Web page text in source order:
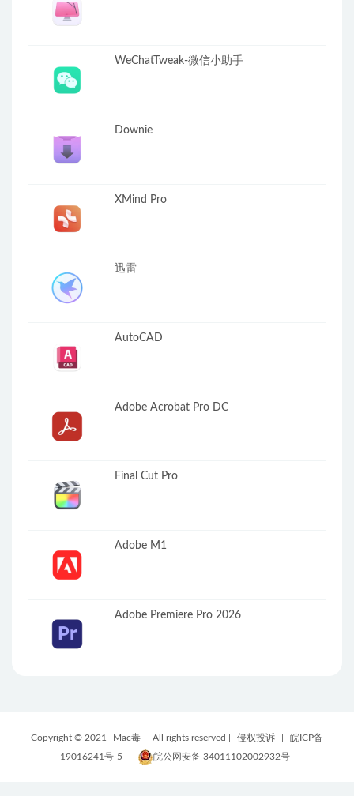
WeChatTweak-微信小助手
Downie
XMind Pro
迅雷
AutoCAD
Adobe Acrobat Pro DC
Final Cut Pro
Adobe M1
Adobe Premiere Pro 2026
Copyright © 2021 Mac毒 - All rights reserved | 侵权投诉
皖ICP备
19016241号-5
皖公网安备 34011102002932号